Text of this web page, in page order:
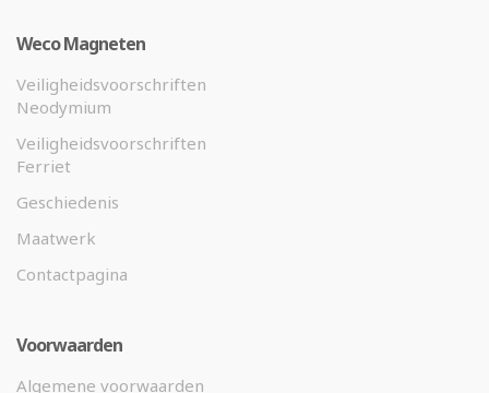
Weco Magneten
Veiligheidsvoorschriften
Neodymium
Veiligheidsvoorschriften
Ferriet
Geschiedenis
Maatwerk
Contactpagina
Voorwaarden
Algemene voorwaarden